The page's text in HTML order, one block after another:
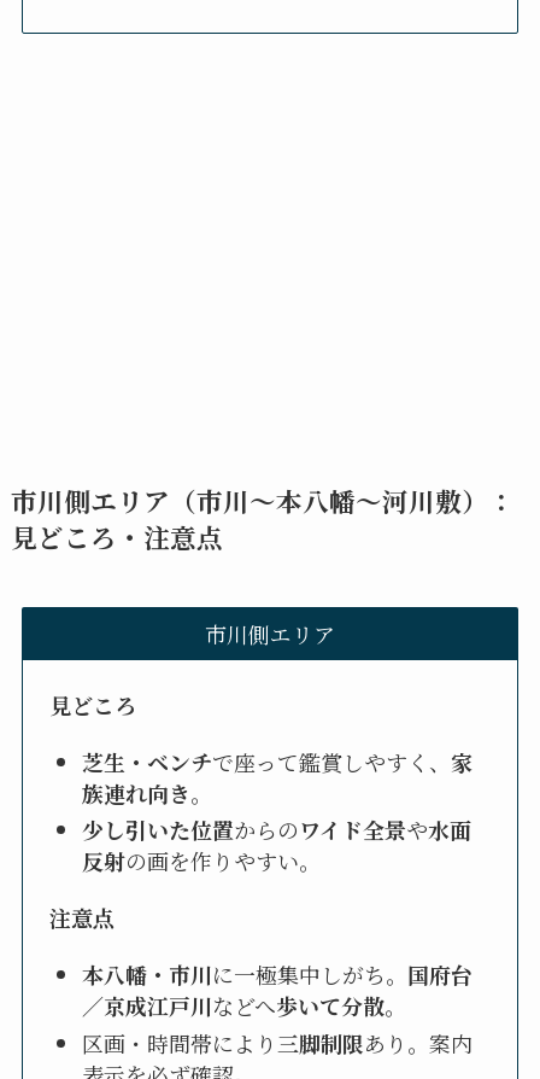
市川側エリア（市川〜本八幡〜河川敷）：
見どころ・注意点
市川側エリア
見どころ
芝生・ベンチで座って鑑賞しやすく、 家
族連れ向き。
少し引いた位置からのワイド全景や水面
反射の画を作りやすい。
注意点
本八幡・市川に一極集中しがち。 国府台
／京成江戸川などへ歩いて分散。
区画・時間帯により 三脚制限あり。案内